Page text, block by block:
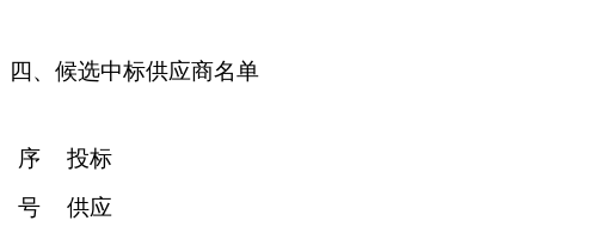
四、候选中标供应商名单
序
号
投标
供应